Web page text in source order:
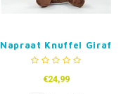
Napraat Knuffel Giraf
€24,99